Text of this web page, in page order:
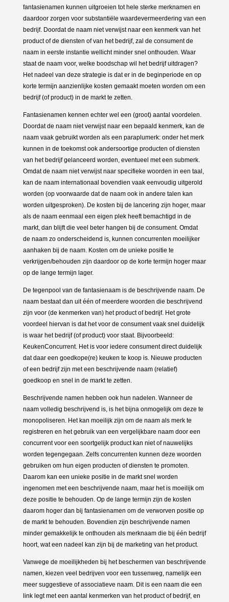
fantasienamen kunnen uitgroeien tot hele sterke merknamen en
daardoor zorgen voor substantiële waardevermeerdering van een
bedrijf. Doordat de naam niet verwijst naar een kenmerk van het
product of de diensten of van het bedrijf, zal de consument de
naam in eerste instantie wellicht minder snel onthouden. Waar
staat de naam voor, welke boodschap wil het bedrijf uitdragen?
Het nadeel van deze strategie is dat er in de beginperiode en op
korte termijn aanzienlijke kosten gemaakt moeten worden om een
bedrijf (of product) in de markt te zetten.
Fantasienamen kennen echter wel een (groot) aantal voordelen.
Doordat de naam niet verwijst naar een bepaald kenmerk, kan de
naam vaak gebruikt worden als een paraplumerk: onder het merk
kunnen in de toekomst ook andersoortige producten of diensten
van het bedrijf gelanceerd worden, eventueel met een submerk.
Omdat de naam niet verwijst naar specifieke woorden in een taal,
kan de naam internationaal bovendien vaak eenvoudig uitgerold
worden (op voorwaarde dat de naam ook in andere talen kan
worden uitgesproken). De kosten bij de lancering zijn hoger, maar
als de naam eenmaal een eigen plek heeft bemachtigd in de
markt, dan blijft die veel beter hangen bij de consument. Omdat
de naam zo onderscheidend is, kunnen concurrenten moeilijker
aanhaken bij de naam. Kosten om de unieke positie te
verkrijgen/behouden zijn daardoor op de korte termijn hoger maar
op de lange termijn lager.
De tegenpool van de fantasienaam is de beschrijvende naam. De
naam bestaat dan uit één of meerdere woorden die beschrijvend
zijn voor (de kenmerken van) het product of bedrijf. Het grote
voordeel hiervan is dat het voor de consument vaak snel duidelijk
is waar het bedrijf (of product) voor staat. Bijvoorbeeld:
KeukenConcurrent. Het is voor iedere consument direct duidelijk
dat daar een goedkope(re) keuken te koop is. Nieuwe producten
of een bedrijf zijn met een beschrijvende naam (relatief)
goedkoop en snel in de markt te zetten.
Beschrijvende namen hebben ook hun nadelen. Wanneer de
naam volledig beschrijvend is, is het bijna onmogelijk om deze te
monopoliseren. Het kan moeilijk zijn om de naam als merk te
registreren en het gebruik van een vergelijkbare naam door een
concurrent voor een soortgelijk product kan niet of nauwelijks
worden tegengegaan. Zelfs concurrenten kunnen deze woorden
gebruiken om hun eigen producten of diensten te promoten.
Daarom kan een unieke positie in de markt snel worden
ingenomen met een beschrijvende naam, maar het is moeilijk om
deze positie te behouden. Op de lange termijn zijn de kosten
daarom hoger dan bij fantasienamen om de verworven positie op
de markt te behouden. Bovendien zijn beschrijvende namen
minder gemakkelijk te onthouden als merknaam die bij één bedrijf
hoort, wat een nadeel kan zijn bij de marketing van het product.
Vanwege de moeilijkheden bij het beschermen van beschrijvende
namen, kiezen veel bedrijven voor een tussenweg, namelijk een
meer suggestieve of associatieve naam. Dit is een naam die een
link legt met een aantal kenmerken van het product of bedrijf, en